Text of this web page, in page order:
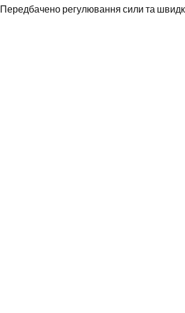
Передбачено регулювання сили та